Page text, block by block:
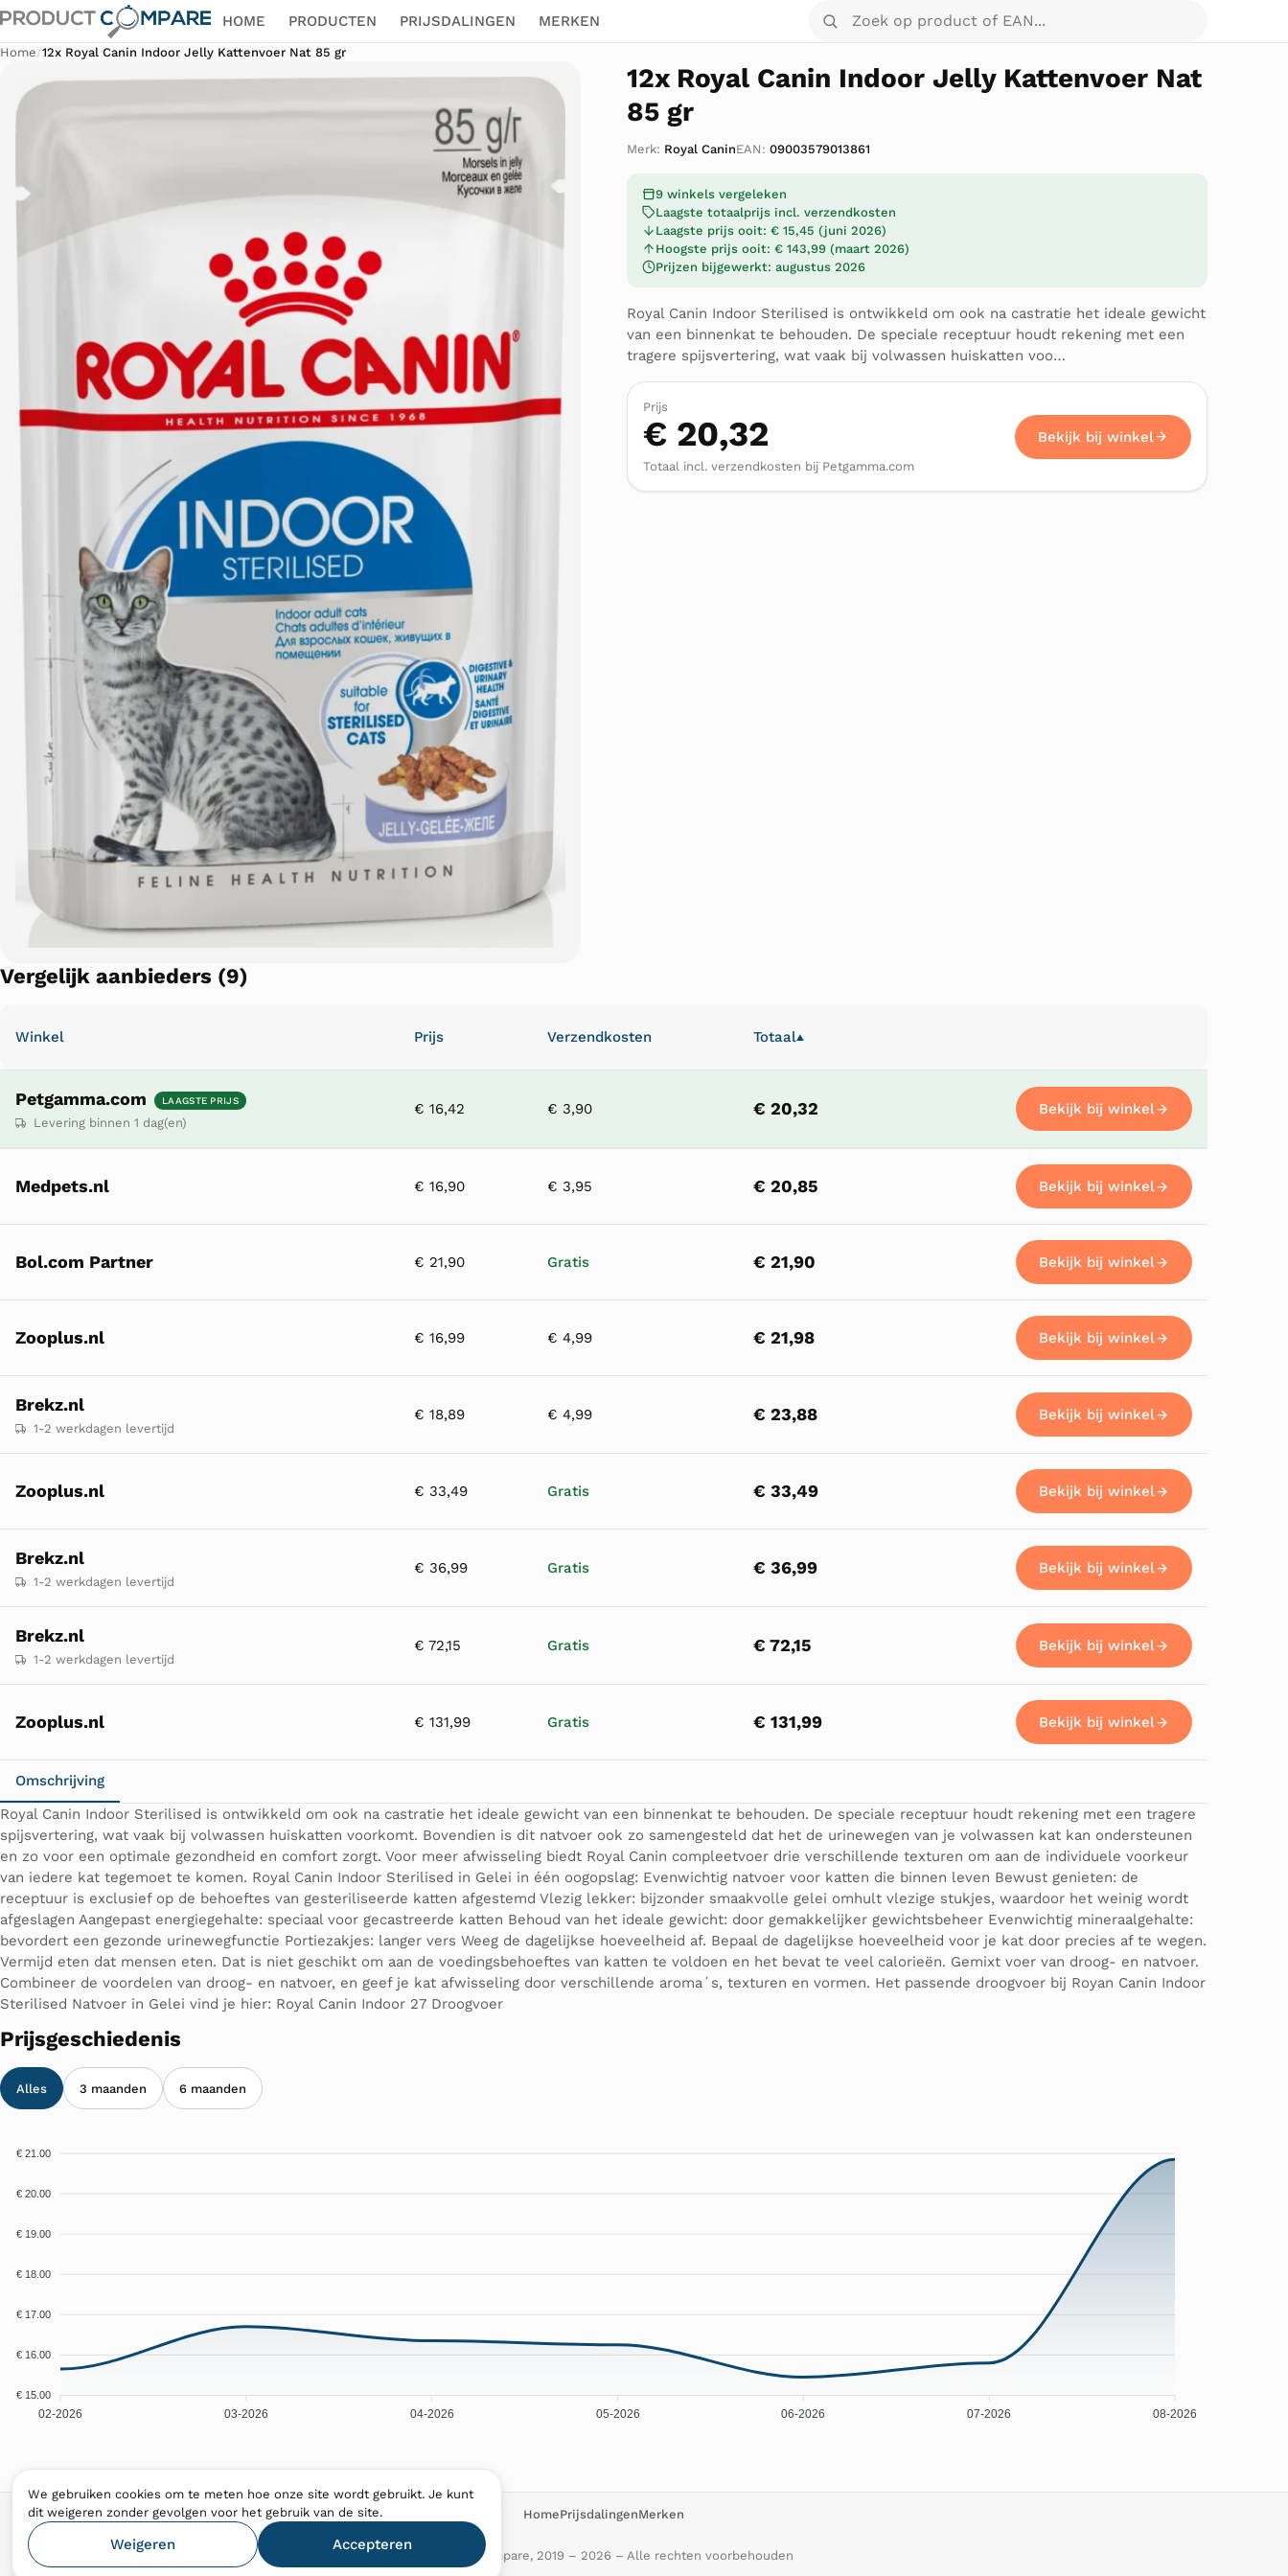
HOME PRODUCTEN PRIJSDALINGEN MERKEN
Zoek op product of EAN...
Home/12x Royal Canin Indoor Jelly Kattenvoer Nat 85 gr
12x Royal Canin Indoor Jelly Kattenvoer Nat
85 gr
Merk: Royal CaninEAN: 09003579013861
9 winkels vergeleken
Laagste totaalprijs incl. verzendkosten
Laagste prijs ooit: € 15,45 (juni 2026)
Hoogste prijs ooit: € 143,99 (maart 2026)
Prijzen bijgewerkt: augustus 2026
Royal Canin Indoor Sterilised is ontwikkeld om ook na castratie het ideale gewicht
van een binnenkat te behouden. De speciale receptuur houdt rekening met een
tragere spijsvertering, wat vaak bij volwassen huiskatten voo…
Prijs
€ 20,32
Totaal incl. verzendkosten bij Petgamma.com
Bekijk bij winkel
Vergelijk aanbieders (9)
Winkel Prijs Verzendkosten Totaal▲
Petgamma.com LAAGSTE PRIJS
Levering binnen 1 dag(en)
€ 16,42 € 3,90 € 20,32 Bekijk bij winkel
Medpets.nl € 16,90 € 3,95 € 20,85 Bekijk bij winkel
Bol.com Partner € 21,90 Gratis € 21,90 Bekijk bij winkel
Zooplus.nl € 16,99 € 4,99 € 21,98 Bekijk bij winkel
Brekz.nl
1-2 werkdagen levertijd
€ 18,89 € 4,99 € 23,88 Bekijk bij winkel
Zooplus.nl € 33,49 Gratis € 33,49 Bekijk bij winkel
Brekz.nl
1-2 werkdagen levertijd
€ 36,99 Gratis € 36,99 Bekijk bij winkel
Brekz.nl
1-2 werkdagen levertijd
€ 72,15 Gratis € 72,15 Bekijk bij winkel
Zooplus.nl € 131,99 Gratis € 131,99 Bekijk bij winkel
Omschrijving
Royal Canin Indoor Sterilised is ontwikkeld om ook na castratie het ideale gewicht van een binnenkat te behouden. De speciale receptuur houdt rekening met een tragere
spijsvertering, wat vaak bij volwassen huiskatten voorkomt. Bovendien is dit natvoer ook zo samengesteld dat het de urinewegen van je volwassen kat kan ondersteunen
en zo voor een optimale gezondheid en comfort zorgt. Voor meer afwisseling biedt Royal Canin compleetvoer drie verschillende texturen om aan de individuele voorkeur
van iedere kat tegemoet te komen. Royal Canin Indoor Sterilised in Gelei in één oogopslag: Evenwichtig natvoer voor katten die binnen leven Bewust genieten: de
receptuur is exclusief op de behoeftes van gesteriliseerde katten afgestemd Vlezig lekker: bijzonder smaakvolle gelei omhult vlezige stukjes, waardoor het weinig wordt
afgeslagen Aangepast energiegehalte: speciaal voor gecastreerde katten Behoud van het ideale gewicht: door gemakkelijker gewichtsbeheer Evenwichtig mineraalgehalte:
bevordert een gezonde urinewegfunctie Portiezakjes: langer vers Weeg de dagelijkse hoeveelheid af. Bepaal de dagelijkse hoeveelheid voor je kat door precies af te wegen.
Vermijd eten dat mensen eten. Dat is niet geschikt om aan de voedingsbehoeftes van katten te voldoen en het bevat te veel calorieën. Gemixt voer van droog- en natvoer.
Combineer de voordelen van droog- en natvoer, en geef je kat afwisseling door verschillende aroma´s, texturen en vormen. Het passende droogvoer bij Royan Canin Indoor
Sterilised Natvoer in Gelei vind je hier: Royal Canin Indoor 27 Droogvoer
Prijsgeschiedenis
Alles 3 maanden 6 maanden
€ 21.00
€ 20.00
€ 19.00
€ 18.00
€ 17.00
€ 16.00
€ 15.00
02-2026 03-2026 04-2026 05-2026 06-2026 07-2026 08-2026
HomePrijsdalingenMerken
© ProductCompare, 2019 – 2026 – Alle rechten voorbehouden
We gebruiken cookies om te meten hoe onze site wordt gebruikt. Je kunt
dit weigeren zonder gevolgen voor het gebruik van de site.
Weigeren Accepteren